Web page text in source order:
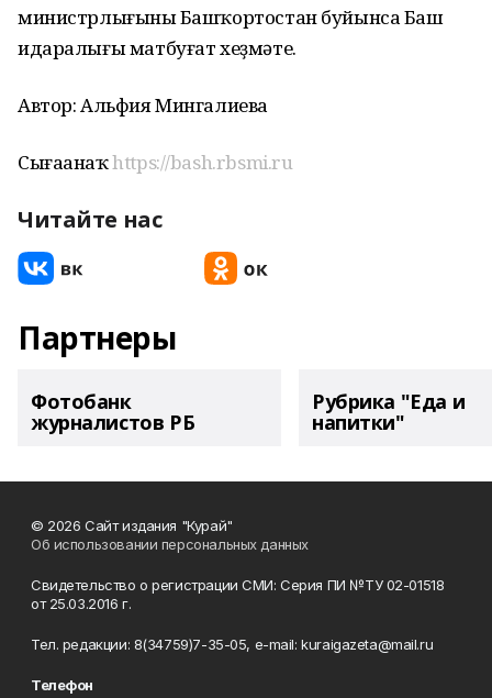
министрлығының Башҡортостан буйынса Баш
идаралығы матбуғат хеҙмәте.
Автор: Альфия Мингалиева
Сығаанаҡhttps://bash.rbsmi.ru
Читайте нас
Партнеры
Фотобанк
журналистов РБ
Рубрика "Еда и
напитки"
© 2026 Сайт издания "Курай"
Об использовании персональных данных
Свидетельство о регистрации СМИ: Серия ПИ №ТУ 02-01518
от 25.03.2016 г.
Тел. редакции: 8(34759)7-35-05, e-mail: kuraigazeta@mail.ru
Телефон